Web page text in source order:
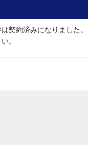
契約済みになりました。
。